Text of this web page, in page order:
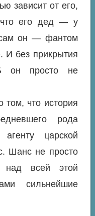
зависит от его,
что его дед — у
он — фантом
И без прикрытия
он просто не
что история
рода
царской
Шанс не просто
над всей этой
сильнейшие